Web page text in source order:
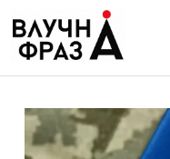
содержимому
Гроші